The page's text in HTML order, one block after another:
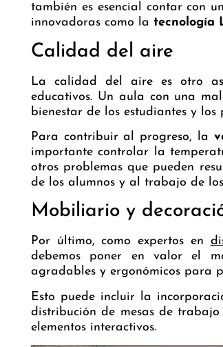
también es esencial contar con
innovadoras como la tecnología
Calidad del aire
La calidad del aire es otro
educativos. Un aula con una
bienestar de los estudiantes y los
Para contribuir al progreso, la
importante controlar la
otros problemas que pueden
de los alumnos y al trabajo de los
Mobiliario y
Por último, como expertos en
debemos poner en valor el
agradables y ergonómicos para
Esto puede incluir la
distribución de mesas de
elementos interactivos.